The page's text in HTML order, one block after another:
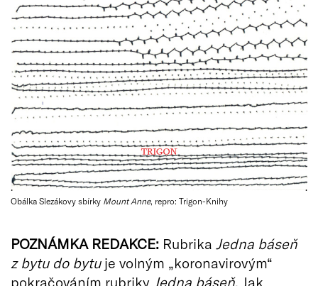
Obálka Slezákovy sbírky Mount Anne, repro: Trigon-Knihy
POZNÁMKA REDAKCE: Rubrika Jedna báseň
z bytu do bytuje volným „koronavirovým“
pokračováním rubriky Jedna báseň. Jak